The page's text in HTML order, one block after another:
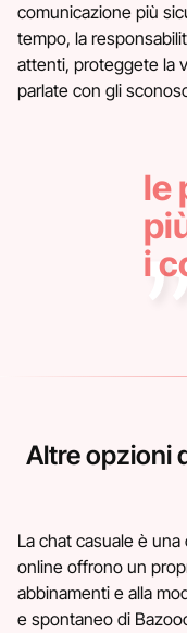
comunicazione più
tempo, la
attenti, proteggete la
parlate con gli
le
i
Altre opzioni
La chat casuale è
online offrono un
abbinamenti e alla
e spontaneo di